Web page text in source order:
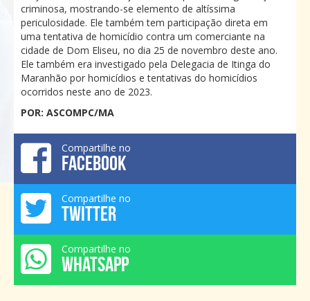
criminosa, mostrando-se elemento de altíssima
periculosidade. Ele também tem participação direta em
uma tentativa de homicídio contra um comerciante na
cidade de Dom Eliseu, no dia 25 de novembro deste ano.
Ele também era investigado pela Delegacia de Itinga do
Maranhão por homicídios e tentativas do homicídios
ocorridos neste ano de 2023.
POR: ASCOMPC/MA
Compartilhe no
FACEBOOK
Compartilhe no
TWITTER
Compartilhe no
WHATSAPP